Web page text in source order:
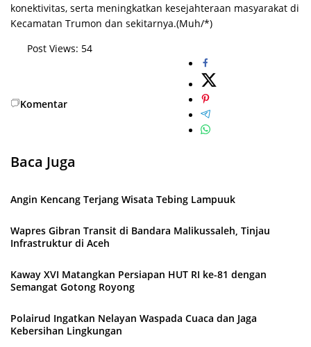
konektivitas, serta meningkatkan kesejahteraan masyarakat di
Kecamatan Trumon dan sekitarnya.(Muh/*)
Post Views: 54
Komentar
Baca Juga
Angin Kencang Terjang Wisata Tebing Lampuuk
Wapres Gibran Transit di Bandara Malikussaleh, Tinjau
Infrastruktur di Aceh
Kaway XVI Matangkan Persiapan HUT RI ke-81 dengan
Semangat Gotong Royong
Polairud Ingatkan Nelayan Waspada Cuaca dan Jaga
Kebersihan Lingkungan